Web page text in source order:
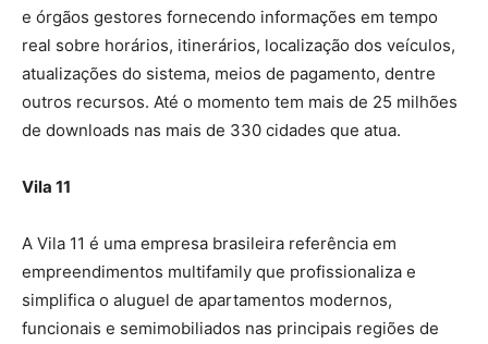
e órgãos gestores fornecendo informações em tempo
real sobre horários, itinerários, localização dos veículos,
atualizações do sistema, meios de pagamento, dentre
outros recursos. Até o momento tem mais de 25 milhões
de downloads nas mais de 330 cidades que atua.
Vila 11
A Vila 11 é uma empresa brasileira referência em
empreendimentos multifamily que profissionaliza e
simplifica o aluguel de apartamentos modernos,
funcionais e semimobiliados nas principais regiões de